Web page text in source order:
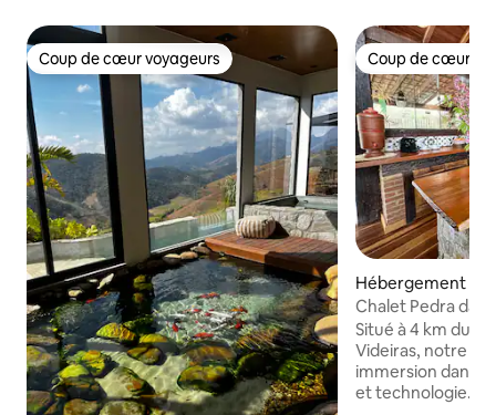
Coup de cœur voyageurs
Coup de cœur voyageurs Coup de cœur
Coup de cœur
Hébergement ⋅
Chalet Pedra da
Situé à 4 km du
Videiras, notre
immersion dans
et technologie. Il